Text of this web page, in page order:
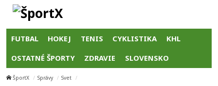
FUTBAL HOKEJ TENIS CYKLISTIKA KHL
OSTATNÉ ŠPORTY ZDRAVIE SLOVENSKO
ŠportX Správy Svet